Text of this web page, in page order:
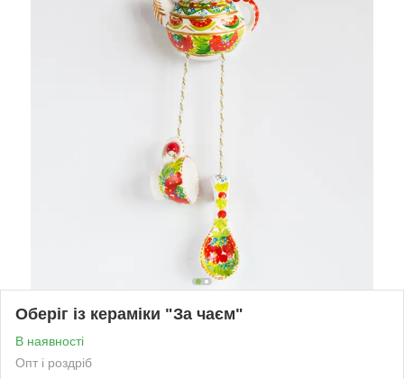
Оберіг із кераміки "За чаєм"
В наявності
Опт і роздріб